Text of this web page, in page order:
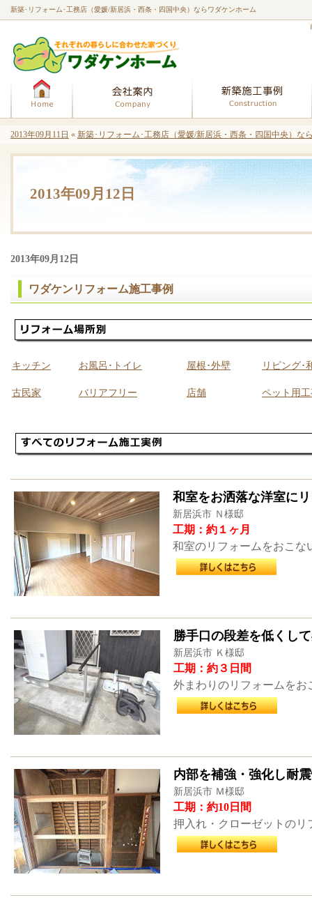
2013年09月12日
新築･リフォーム･工務店（愛媛/新居浜・西条・四国中央）ならワダケンホーム
2013年09月12日
ワダケンリフォーム施工事例
キッチン お風呂･トイレ 屋根･外壁 リビング･
古民家 バリアフリー 店舗 ペット用
和室をお洒落な洋室に
新居浜市 Ｎ様邸
工期：約１ヶ月
和室のリフォームをおこな
勝手口の段差を低くし
新居浜市 Ｋ様邸
工期：約３日間
外まわりのリフォームをお
内部を補強・強化し耐
新居浜市 Ｍ様邸
工期：約10日間
押入れ・クローゼットの
2013年09月11日 « 新築･リフォーム･工務店（愛媛/新居浜・西条・四国中央）な